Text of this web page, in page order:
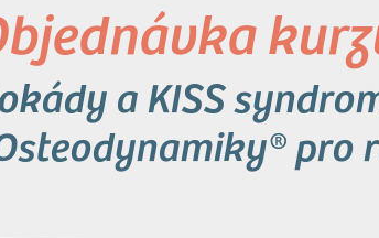
a KISS
pro